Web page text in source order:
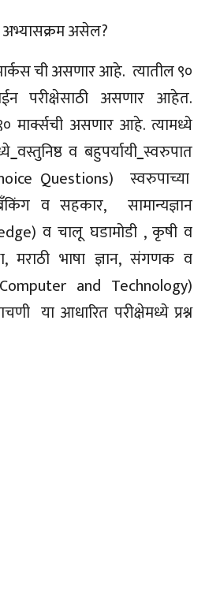
अभ्यासक्रम असेल?
ची असणार आहे. त्यातील ९०
परीक्षेसाठी असणार आहेत.
मार्क्सची असणार आहे. त्यामध्ये
वस्तुनिष्ठ व बहुपर्यायी स्वरुपात
Questions) स्वरुपाच्या
व सहकार, सामान्यज्ञान
व चालू घडामोडी , कृषी व
मराठी भाषा ज्ञान, संगणक व
(Computer and Technology)
या आधारित परीक्षेमध्ये प्रश्न